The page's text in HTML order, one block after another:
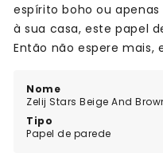
Nome
Zelij Stars Beige And
Tipo
Papel de parede
espírito boho ou
à sua casa, este papel
Então não espere mais,